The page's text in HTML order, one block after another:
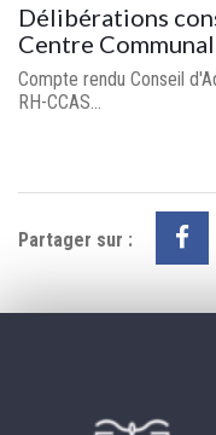
Le Centre
Les missions du CCAS de
Accueillir tous les...
Partager sur :